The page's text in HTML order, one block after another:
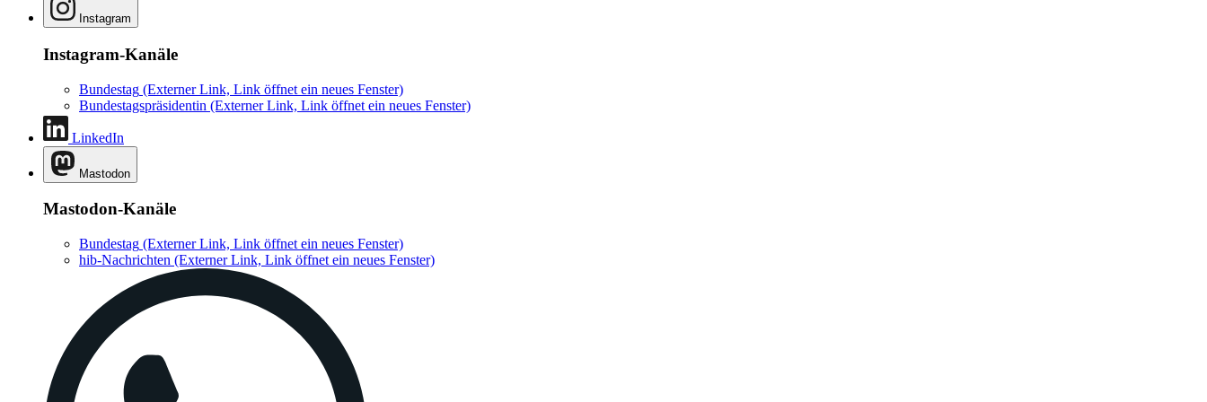
Instagram
Instagram-Kanäle
Bundestag (Externer Link, Link öffnet ein neues Fenster)
Bundestagspräsidentin (Externer Link, Link öffnet ein neues Fenster)
LinkedIn
Mastodon
Mastodon-Kanäle
Bundestag (Externer Link, Link öffnet ein neues Fenster)
hib-Nachrichten (Externer Link, Link öffnet ein neues Fenster)